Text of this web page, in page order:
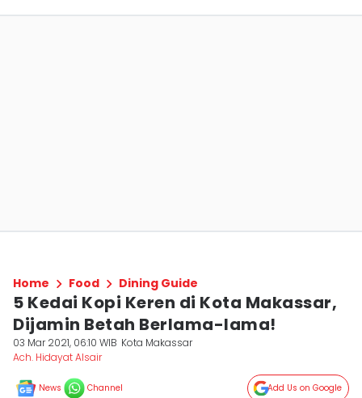
Home Food Dining Guide
5 Kedai Kopi Keren di Kota Makassar,
Dijamin Betah Berlama-lama!
03 Mar 2021, 06:10 WIB Kota Makassar
Ach. Hidayat Alsair
News Channel Add Us on Google